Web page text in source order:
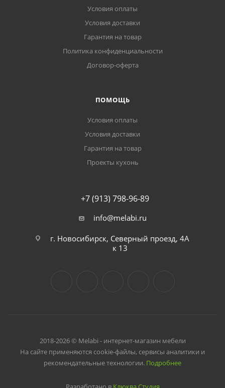
Условия оплаты
Условия доставки
Гарантия на товар
Политика конфиденциальности
Договор-оферта
ПОМОЩЬ
Условия оплаты
Условия доставки
Гарантия на товар
Проекты кухонь
+7 (913) 798-96-89
info@melabi.ru
г. Новосибирск, Северный проезд, 4А
к 13
2018-2026 © Melabi - интернет-магазин мебели
На сайте применяются cookie-файлы, сервисы аналитики и
рекомендательные технологии. Подробнее